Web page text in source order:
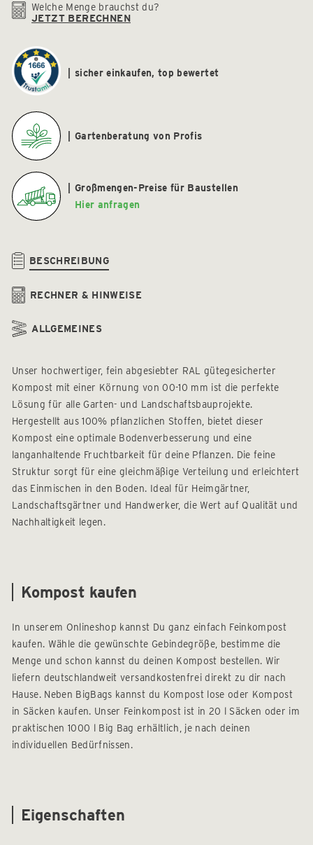
Welche Menge brauchst du?
JETZT BERECHNEN
sicher einkaufen, top bewertet
Gartenberatung von Profis
Großmengen-Preise für Baustellen
Hier anfragen
BESCHREIBUNG
RECHNER & HINWEISE
ALLGEMEINES
Unser hochwertiger, fein abgesiebter RAL gütegesicherter
Kompost mit einer Körnung von 00-10 mm ist die perfekte
Lösung für alle Garten- und Landschaftsbauprojekte.
Hergestellt aus 100% pflanzlichen Stoffen, bietet dieser
Kompost eine optimale Bodenverbesserung und eine
langanhaltende Fruchtbarkeit für deine Pflanzen. Die feine
Struktur sorgt für eine gleichmäßige Verteilung und erleichtert
das Einmischen in den Boden. Ideal für Heimgärtner,
Landschaftsgärtner und Handwerker, die Wert auf Qualität und
Nachhaltigkeit legen.
Kompost kaufen
In unserem Onlineshop kannst Du ganz einfach Feinkompost
kaufen. Wähle die gewünschte Gebindegröße, bestimme die
Menge und schon kannst du deinen Kompost bestellen. Wir
liefern deutschlandweit versandkostenfrei direkt zu dir nach
Hause. Neben BigBags kannst du Kompost lose oder Kompost
in Säcken kaufen. Unser Feinkompost ist in 20 l Säcken oder im
praktischen 1000 l Big Bag erhältlich, je nach deinen
individuellen Bedürfnissen.
Eigenschaften